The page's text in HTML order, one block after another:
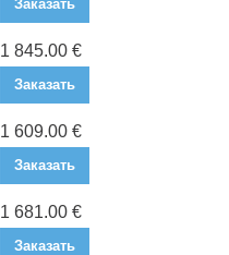
Заказать
1 845.00 €
Заказать
1 609.00 €
Заказать
1 681.00 €
Заказать